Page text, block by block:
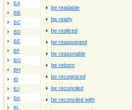
BA
BB
BC
BD
BE
BF
BG
BH
BI
BJ
BK
BL
be readable
be ready
be realized
be reappointed
be reasonable
be reborn
be recognized
be reconciled
be reconciled with